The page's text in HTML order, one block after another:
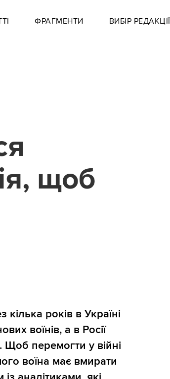
ФРАГМЕНТИ ВИБІР РЕДАКЦІЇ
щоб
років в Україні
воїнів, а в Росії
перемогти у війні
воїна має вмирати